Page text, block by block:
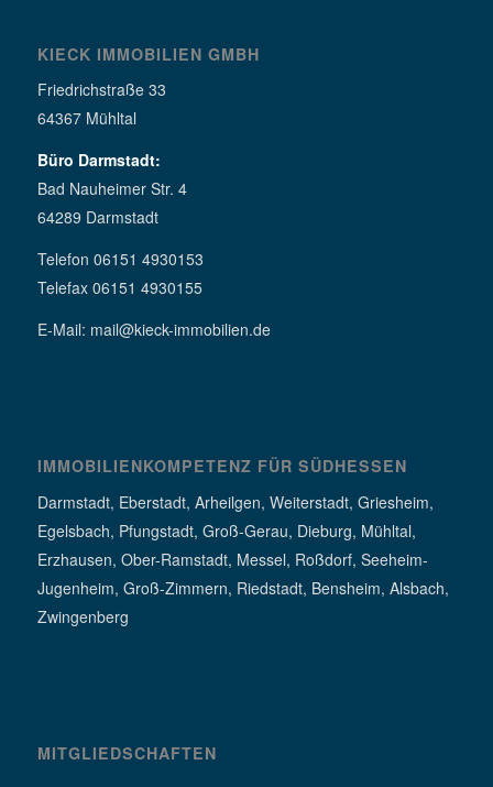
KIECK IMMOBILIEN GMBH
Friedrichstraße 33
64367 Mühltal
Büro Darmstadt:
Bad Nauheimer Str. 4
64289 Darmstadt
Telefon 06151 4930153
Telefax 06151 4930155
E-Mail: mail@kieck-immobilien.de
IMMOBILIENKOMPETENZ FÜR SÜDHESSEN
Darmstadt, Eberstadt, Arheilgen, Weiterstadt, Griesheim,
Egelsbach, Pfungstadt, Groß-Gerau, Dieburg, Mühltal,
Erzhausen, Ober-Ramstadt, Messel, Roßdorf, Seeheim-
Jugenheim, Groß-Zimmern, Riedstadt, Bensheim, Alsbach,
Zwingenberg
MITGLIEDSCHAFTEN